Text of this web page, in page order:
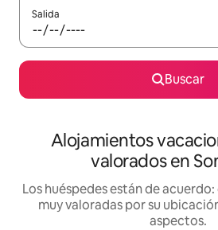
Salida
Buscar
Alojamientos
valorados en
Los huéspedes están de
muy valoradas por su
aspectos.